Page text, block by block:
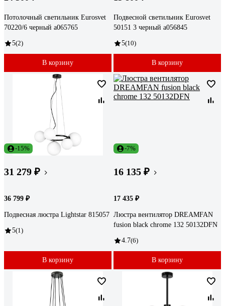
Потолочный светильник Eurosvet
70220/6 черный a065765
5(2)
В корзину
Подвесной светильник Eurosvet
50151 3 черный a056845
5(10)
В корзину
-15%
31 279 ₽
36 799 ₽
Подвесная люстра Lightstar 815057
5(1)
В корзину
-7%
16 135 ₽
17 435 ₽
Люстра вентилятор DREAMFAN
fusion black chrome 132 50132DFN
4.7(6)
В корзину